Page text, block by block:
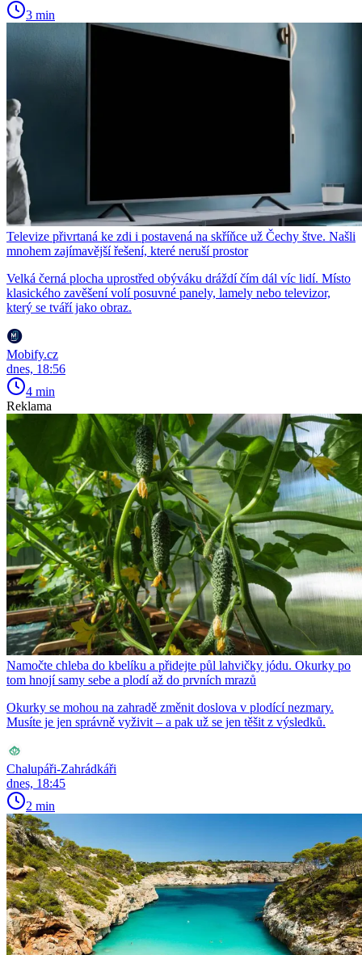
3 min
Televize přivrtaná ke zdi i postavená na skříňce už Čechy štve. Našli
mnohem zajímavější řešení, které neruší prostor
Velká černá plocha uprostřed obýváku dráždí čím dál víc lidí. Místo
klasického zavěšení volí posuvné panely, lamely nebo televizor,
který se tváří jako obraz.
Mobify.cz
dnes, 18:56
4 min
Reklama
Namočte chleba do kbelíku a přidejte půl lahvičky jódu. Okurky po
tom hnojí samy sebe a plodí až do prvních mrazů
Okurky se mohou na zahradě změnit doslova v plodící nezmary.
Musíte je jen správně vyživit – a pak už se jen těšit z výsledků.
Chalupáři-Zahrádkáři
dnes, 18:45
2 min